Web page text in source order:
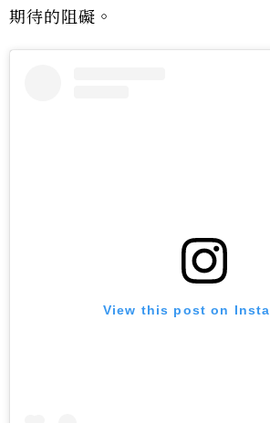
期待的阻礙。
View this post on